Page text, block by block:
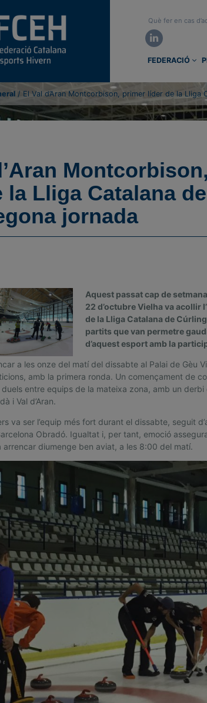
Què fer en cas
FEDERACIÓ
/ El Val d’Aran Montcorbison, primer líder de la Lliga
la Lliga Catalana
jornada
Aquest passat cap de
22 d’octubre Vielha va acollir
de la Lliga Catalana de
partits que van permetre
d’aquest esport amb la
a les onze del matí del dissabte al Palai de Gèu
amb la primera ronda. Un començament de
entre equips de la mateixa zona, amb un
i Val d’Aran.
va ser l’equip més fort durant el dissabte, seguit
Obradó. Igualtat i, per tant, emoció
arrencar diumenge ben aviat, a les 8:00 del matí.